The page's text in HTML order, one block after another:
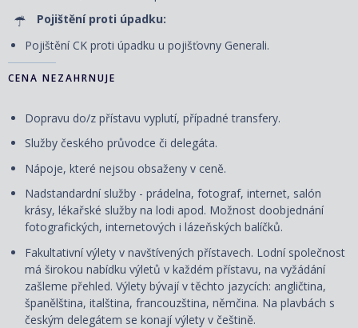
Pojištění proti úpadku:
Pojištění CK proti úpadku u pojišťovny Generali.
CENA NEZAHRNUJE
Dopravu do/z přístavu vyplutí, případné transfery.
Služby českého průvodce či delegáta.
Nápoje, které nejsou obsaženy v ceně.
Nadstandardní služby - prádelna, fotograf, internet, salón
krásy, lékařské služby na lodi apod. Možnost doobjednání
fotografických, internetových i lázeňských balíčků.
Fakultativní výlety v navštívených přístavech. Lodní společnost
má širokou nabídku výletů v každém přístavu, na vyžádání
zašleme přehled. Výlety bývají v těchto jazycích: angličtina,
španělština, italština, francouzština, němčina. Na plavbách s
českým delegátem se konají výlety v češtině.